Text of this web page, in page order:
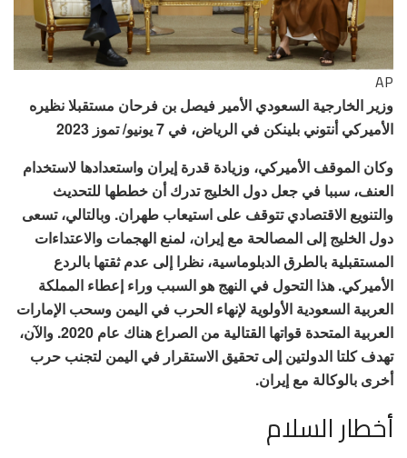
AP
وزير الخارجية السعودي الأمير فيصل بن فرحان مستقبلا نظيره
الأميركي أنتوني بلينكن في الرياض، في 7 يونيو/ تموز 2023
وكان الموقف الأميركي، وزيادة قدرة إيران واستعدادها لاستخدام
العنف، سببا في جعل دول الخليج تدرك أن خططها للتحديث
والتنويع الاقتصادي تتوقف على استيعاب طهران. وبالتالي، تسعى
دول الخليج إلى المصالحة مع إيران، لمنع الهجمات والاعتداءات
المستقبلية بالطرق الدبلوماسية، نظرا إلى عدم ثقتها بالردع
الأميركي. هذا التحول في النهج هو السبب وراء إعطاء المملكة
العربية السعودية الأولوية لإنهاء الحرب في اليمن وسحب الإمارات
العربية المتحدة قواتها القتالية من الصراع هناك عام 2020. والآن،
تهدف كلتا الدولتين إلى تحقيق الاستقرار في اليمن لتجنب حرب
أخرى بالوكالة مع إيران.
أخطار السلام